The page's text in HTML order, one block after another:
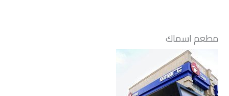
مطعم اسماك